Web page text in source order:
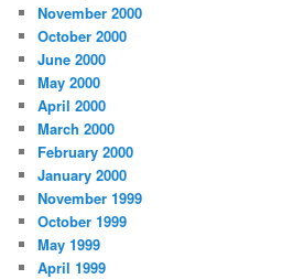
November 2000
October 2000
June 2000
May 2000
April 2000
March 2000
February 2000
January 2000
November 1999
October 1999
May 1999
April 1999